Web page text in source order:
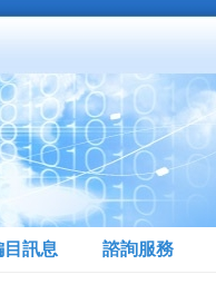
訊息 諮詢服務